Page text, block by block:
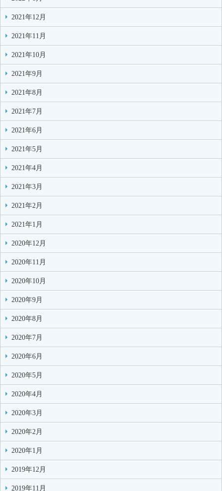
2021年12月
2021年11月
2021年10月
2021年9月
2021年8月
2021年7月
2021年6月
2021年5月
2021年4月
2021年3月
2021年2月
2021年1月
2020年12月
2020年11月
2020年10月
2020年9月
2020年8月
2020年7月
2020年6月
2020年5月
2020年4月
2020年3月
2020年2月
2020年1月
2019年12月
2019年11月